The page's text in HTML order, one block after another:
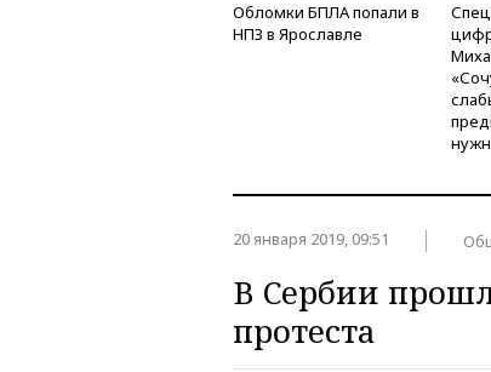
Обломки БПЛА попали в
НПЗ в Ярославле
20 января 2019, 09:51
В Сербии
протеста